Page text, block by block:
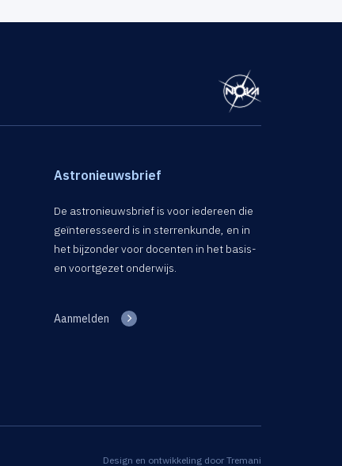
Astronieuwsbrief
De astronieuwsbrief is voor iedereen die
geïnteresseerd is in sterrenkunde, en in
het bijzonder voor docenten in het basis-
en voortgezet onderwijs.
Aanmelden
Design en ontwikkeling door Tremani